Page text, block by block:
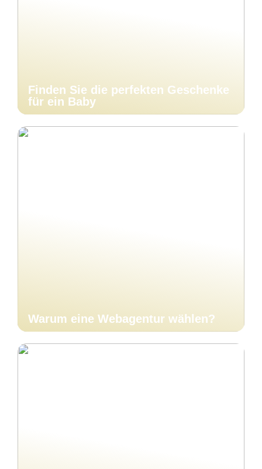
Finden Sie die perfekten Geschenke
für ein Baby
Warum eine Webagentur wählen?